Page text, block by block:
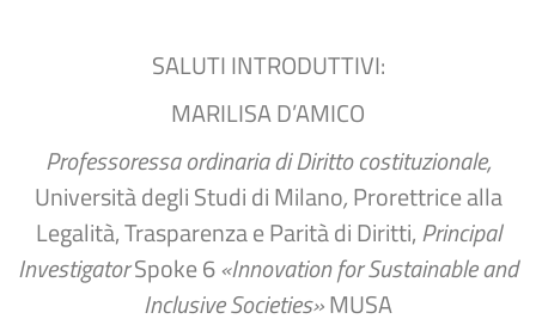
SALUTI INTRODUTTIVI:
MARILISA D’AMICO
Professoressa ordinaria di Diritto costituzionale,
Università degli Studi di Milano,Prorettrice alla
Legalità, Trasparenza e Parità di Diritti,Principal
InvestigatorSpoke 6«Innovation for Sustainable and
Inclusive Societies»MUSA